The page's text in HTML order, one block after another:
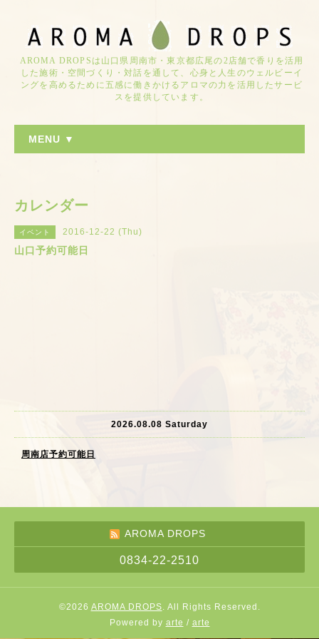
AROMA DROPSは山口県周南市・東京都広尾の2店舗で香りを活用
した施術・空間づくり・対話を通して、心身と人生のウェルビーイ
ングを高めるために五感に働きかけるアロマの力を活用したサービ
スを提供しています。
MENU ▼
カレンダー
イベント 2016-12-22 (Thu)
山口予約可能日
2026.08.08 Saturday
周南店予約可能日
AROMA DROPS
0834-22-2510
©2026 AROMA DROPS. All Rights Reserved.
Powered by arte / arte